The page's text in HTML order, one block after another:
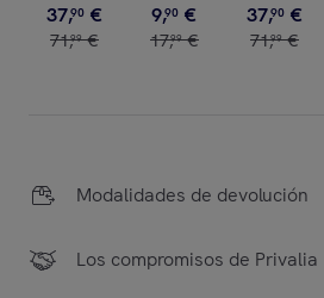
37,90 €
71,99 €
9,90 €
17,99 €
37,90 €
71,99 €
Modalidades de devolución
Los compromisos de Privalia